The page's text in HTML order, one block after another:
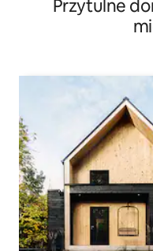
Przytulne